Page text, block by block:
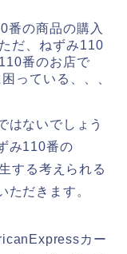
番の商品の購入
だ、ねずみ110
番のお店で
っている、、、
はないでしょう
み110番の
する考えられる
ただきます。
カー